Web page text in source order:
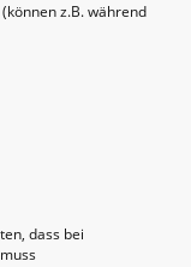
z.B. während
dass bei